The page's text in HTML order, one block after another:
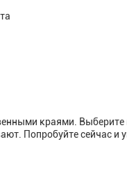
краями. Выберите
Попробуйте сейчас и